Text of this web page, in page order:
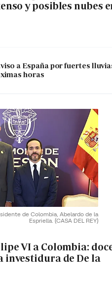
y posibles nubes
a España por fuertes
horas
de Colombia, Abelardo de la
Espriella. (CASA DEL REY)
VI a Colombia:
investidura de De la